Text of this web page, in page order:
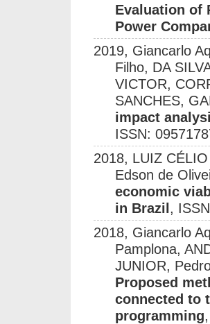
Evaluation of
Power
2019, Giancarlo
Filho, DA
VICTOR,
SANCHES,
impact
ISSN:
2018, LUIZ
Edson de
economic
in Brazil ,
2018, Giancarlo
Pamplona,
JUNIOR,
Proposed
connected to
programming